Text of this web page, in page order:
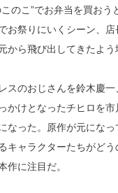
k
のこ”でお弁当を買おう
お祭りにいくシーン、
から飛び出してきたよう
スのおじさんを鈴木慶
かけとなったチヒロを市
なった。原作が元にな
キャラクターたちがどう
作に注目だ。